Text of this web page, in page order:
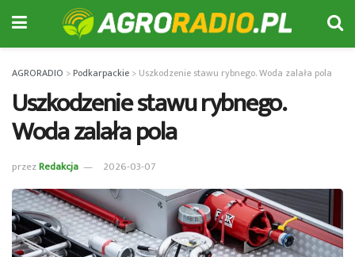
AGRORADIO >Podkarpackie > Uszkodzenie stawu rybnego. Woda zalała pola
Uszkodzenie stawu rybnego.
Woda zalała pola
przezRedakcja 2026-03-07